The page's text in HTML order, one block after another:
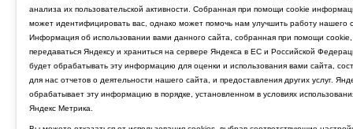
анализа их пользовательской активности. Собранная при помощи cookie
может идентифицировать вас, однако может помочь нам улучшить работу нашего
Информация об использовании вами данного сайта, собранная при помощи cookie,
передаваться Яндексу и храниться на сервере Яндекса в ЕС и Российской
будет обрабатывать эту информацию для оценки и использования вами сайта,
для нас отчетов о деятельности нашего сайта, и предоставления других услуг.
обрабатывает эту информацию в порядке, установленном в условиях
Яндекс Метрика.